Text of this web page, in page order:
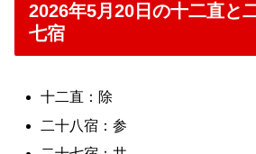
2026年5月20日の十二直と
七宿
十二直：除
二十八宿：参